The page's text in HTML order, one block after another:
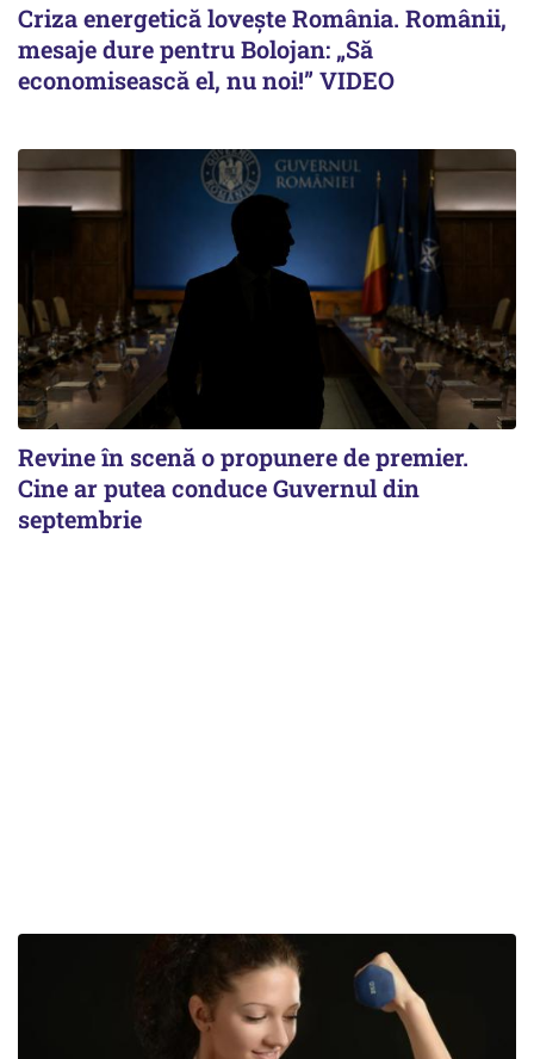
Criza energetică lovește România. Românii,
mesaje dure pentru Bolojan: „Să
economisească el, nu noi!” VIDEO
Revine în scenă o propunere de premier.
Cine ar putea conduce Guvernul din
septembrie